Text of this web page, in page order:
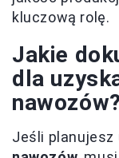
kluczową rolę.
Jakie
dla
nawozów?
Jeśli planujesz